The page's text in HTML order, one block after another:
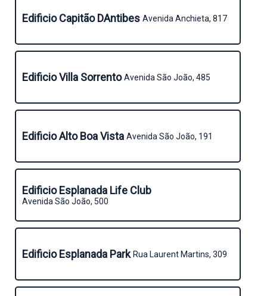
Edificio Capitão DAntibes Avenida Anchieta, 817
Edificio Villa SorrentoAvenida São João, 485
Edificio Alto Boa Vista Avenida São João, 191
Edificio Esplanada Life Club
Avenida São João, 500
Edificio Esplanada ParkRua Laurent Martins, 309